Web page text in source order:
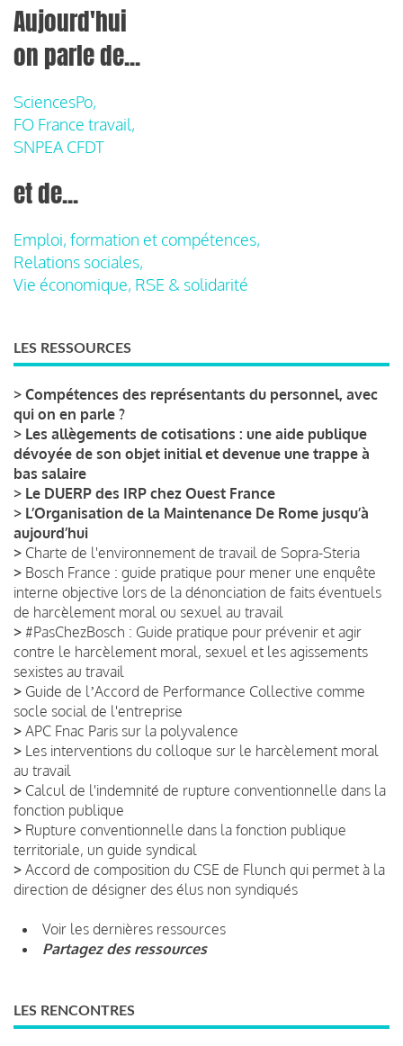
Aujourd'hui
on parle de...
SciencesPo,
FO France travail,
SNPEA CFDT
et de...
Emploi, formation et compétences,
Relations sociales,
Vie économique, RSE & solidarité
LES RESSOURCES
> Compétences des représentants du personnel, avec
qui on en parle ?
> Les allègements de cotisations : une aide publique
dévoyée de son objet initial et devenue une trappe à
bas salaire
> Le DUERP des IRP chez Ouest France
> L’Organisation de la Maintenance De Rome jusqu’à
aujourd’hui
> Charte de l'environnement de travail de Sopra-Steria
> Bosch France : guide pratique pour mener une enquête
interne objective lors de la dénonciation de faits éventuels
de harcèlement moral ou sexuel au travail
> #PasChezBosch : Guide pratique pour prévenir et agir
contre le harcèlement moral, sexuel et les agissements
sexistes au travail
> Guide de lʼAccord de Performance Collective comme
socle social de l'entreprise
> APC Fnac Paris sur la polyvalence
> Les interventions du colloque sur le harcèlement moral
au travail
> Calcul de l'indemnité de rupture conventionnelle dans la
fonction publique
> Rupture conventionnelle dans la fonction publique
territoriale, un guide syndical
> Accord de composition du CSE de Flunch qui permet à la
direction de désigner des élus non syndiqués
Voir les dernières ressources
Partagez des ressources
LES RENCONTRES